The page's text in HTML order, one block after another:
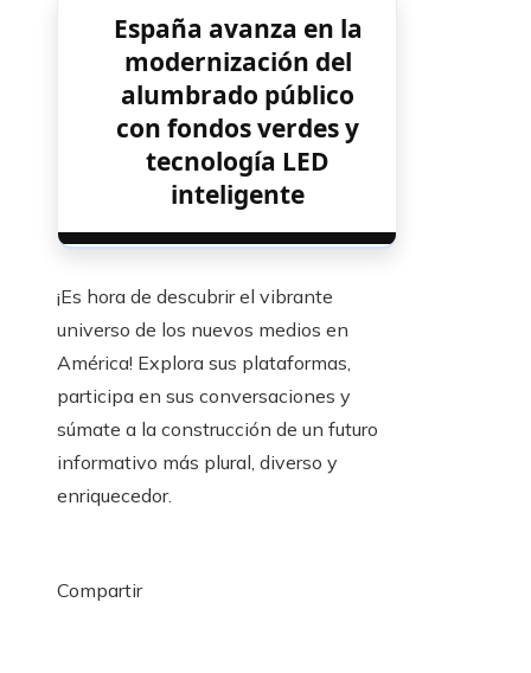
España avanza en la
modernización del
alumbrado público
con fondos verdes y
tecnología LED
inteligente
¡Es hora de descubrir el vibrante
universo de los nuevos medios en
América! Explora sus plataformas,
participa en sus conversaciones y
súmate a la construcción de un futuro
informativo más plural, diverso y
enriquecedor.
Compartir